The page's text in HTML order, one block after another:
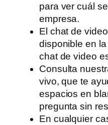
para ver cuál
empresa.
El chat de
disponible en
chat de video
Consulta
vivo, que te
espacios en
pregunta sin
En cualquier